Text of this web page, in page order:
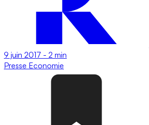
9 juin 2017 - 2 min
Presse Economie